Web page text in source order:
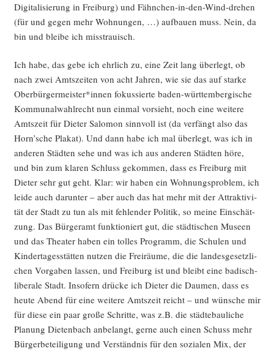
Digi­ta­li­sie­rung in Frei­burg) und Fähn­chen-in-den-Wind-dre­hen
(für und gegen mehr Woh­nun­gen, …) auf­bau­en muss. Nein, da
bin und blei­be ich misstrauisch.
Ich habe, das gebe ich ehr­lich zu, eine Zeit lang über­legt, ob
nach zwei Amts­zei­ten von acht Jah­ren, wie sie das auf star­ke
Oberbürgermeister*innen fokus­sier­te baden-würt­tem­ber­gi­sche
Kom­mu­nal­wahl­recht nun ein­mal vor­sieht, noch eine wei­te­re
Amts­zeit für Die­ter Salo­mon sinn­voll ist (da ver­fängt also das
Horn’sche Pla­kat). Und dann habe ich mal über­legt, was ich in
ande­ren Städ­ten sehe und was ich aus ande­ren Städ­ten höre,
und bin zum kla­ren Schluss gekom­men, dass es Frei­burg mit
Die­ter sehr gut geht. Klar: wir haben ein Woh­nungs­pro­blem, ich
lei­de auch dar­un­ter – aber auch das hat mehr mit der Attrak­ti­vi­
tät der Stadt zu tun als mit feh­len­der Poli­tik, so mei­ne Ein­schät­
zung. Das Bür­ger­amt funk­tio­niert gut, die städ­ti­schen Muse­en
und das Thea­ter haben ein tol­les Pro­gramm, die Schu­len und
Kin­der­ta­ges­stät­ten nut­zen die Frei­räu­me, die die lan­des­ge­setz­li­
chen Vor­ga­ben las­sen, und Frei­burg ist und bleibt eine badisch-
libe­ra­le Stadt. Inso­fern drü­cke ich Die­ter die Dau­men, dass es
heu­te Abend für eine wei­te­re Amts­zeit reicht – und wün­sche mir
für die­se ein paar gro­ße Schrit­te, was z.B. die städ­te­bau­li­che
Pla­nung Die­ten­bach anbe­langt, ger­ne auch einen Schuss mehr
Bür­ger­be­tei­li­gung und Ver­ständ­nis für den sozia­len Mix, der